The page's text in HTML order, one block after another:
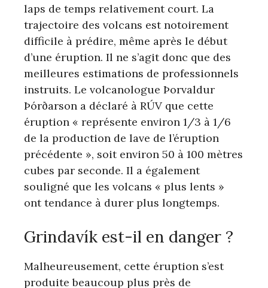
laps de temps relativement court. La
trajectoire des volcans est notoirement
difficile à prédire, même après le début
d’une éruption. Il ne s’agit donc que des
meilleures estimations de professionnels
instruits. Le volcanologue Þorvaldur
Þórðarson a déclaré à RÚV que cette
éruption « représente environ 1/3 à 1/6
de la production de lave de l’éruption
précédente », soit environ 50 à 100 mètres
cubes par seconde. Il a également
souligné que les volcans « plus lents »
ont tendance à durer plus longtemps.
Grindavík est-il en danger ?
Malheureusement, cette éruption s’est
produite beaucoup plus près de